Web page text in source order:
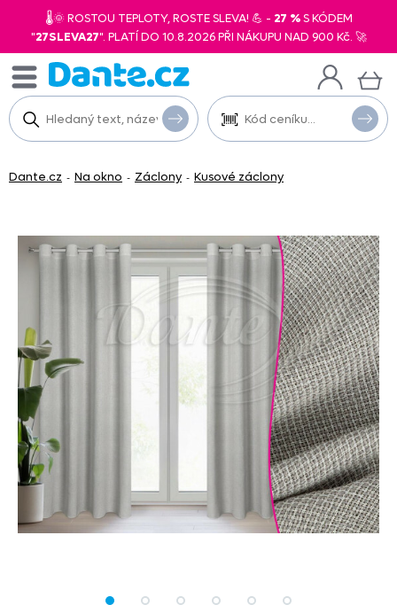
🌡️🌞 ROSTOU TEPLOTY, ROSTE SLEVA! 💪 - 27 %S KÓDEM
"27SLEVA27". PLATÍ DO 10.8.2026 PŘI NÁKUPU NAD 900 Kč. 🚀
Dante.cz - Na okno - Záclony - Kusové záclony